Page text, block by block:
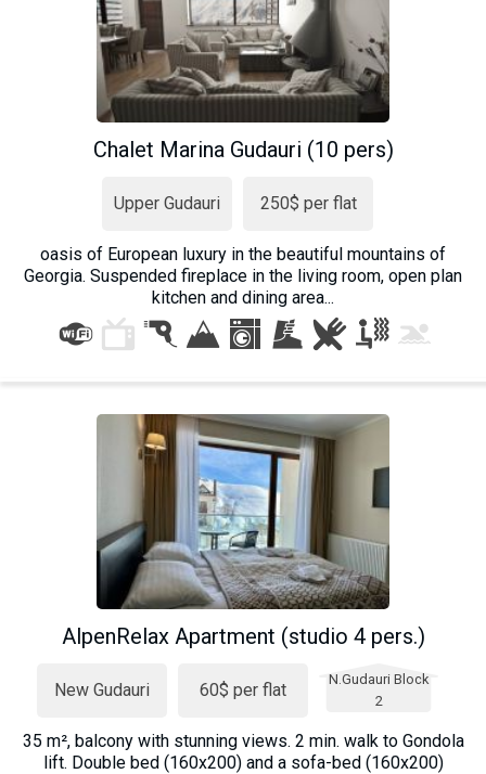
Chalet Marina Gudauri (10 pers)
Upper Gudauri 250$ per flat
oasis of European luxury in the beautiful mountains of
Georgia. Suspended fireplace in the living room, open plan
kitchen and dining area...
AlpenRelax Apartment (studio 4 pers.)
New Gudauri 60$ per flat
N.Gudauri Block
2
35 m², balcony with stunning views. 2 min. walk to Gondola
lift. Double bed (160x200) and a sofa-bed (160x200)